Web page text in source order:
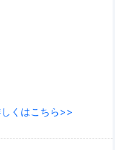
くはこちら>>